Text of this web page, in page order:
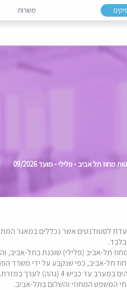
משרות
מחוז תל אביב - פלילי - מועד 09/2026
לסטודנטים אשר נכללים במאגר
תל-אביב (פלילי) שוכנת בתל-אביב,
תל-אביב, כפי שנקבע על ידי משרד
שבדרום, מהים במערב עד כביש
המשפט המחוזי והשלום בתל-אביב.